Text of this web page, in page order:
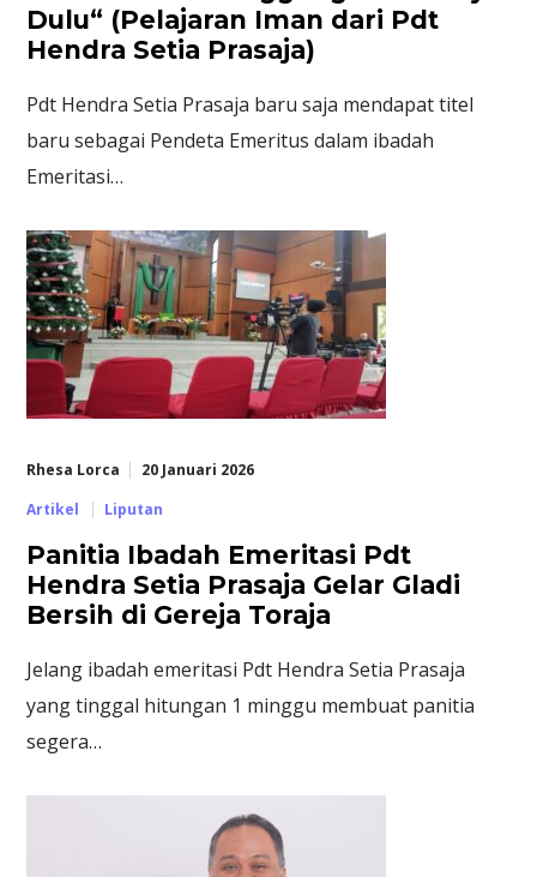
Dulu“ (Pelajaran Iman dari Pdt
Hendra Setia Prasaja)
Pdt Hendra Setia Prasaja baru saja mendapat titel
baru sebagai Pendeta Emeritus dalam ibadah
Emeritasi…
Rhesa Lorca
20 Januari 2026
Artikel
Liputan
Panitia Ibadah Emeritasi Pdt
Hendra Setia Prasaja Gelar Gladi
Bersih di Gereja Toraja
Jelang ibadah emeritasi Pdt Hendra Setia Prasaja
yang tinggal hitungan 1 minggu membuat panitia
segera…